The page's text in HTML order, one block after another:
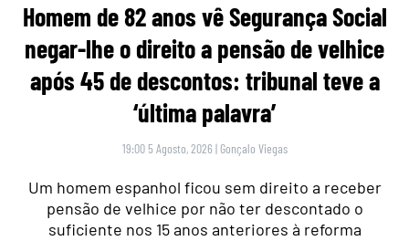
Homem de 82 anos vê Segurança Social
negar-lhe o direito a pensão de velhice
após 45 de descontos: tribunal teve a
‘última palavra’
19:00 5 Agosto, 2026 | Gonçalo Viegas
Um homem espanhol ficou sem direito a receber
pensão de velhice por não ter descontado o
suficiente nos 15 anos anteriores à reforma